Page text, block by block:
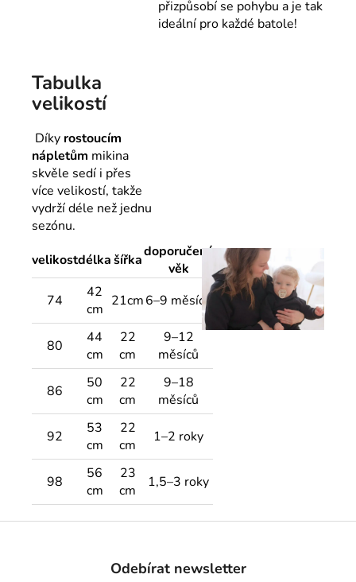
přizpůsobí se pohybu a je tak
ideální pro každé batole!
Tabulka
velikostí
Díky rostoucím
nápletům mikina
skvěle sedí i přes
více velikostí, takže
vydrží déle než jednu
sezónu.
velikostdélkašířkadoporučený
věk
74
42
cm 21cm6–9 měsíců
80
44
cm
22
cm
9–12
měsíců
86
50
cm
22
cm
9–18
měsíců
92
53
cm
22
cm
1–2 roky
98
56
cm
23
cm
1,5–3 roky
Odebírat newsletter